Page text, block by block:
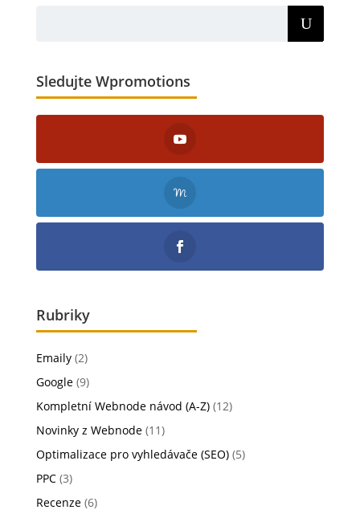
Sledujte Wpromotions
Rubriky
Emaily(2)
Google(9)
Kompletní Webnode návod (A-Z)(12)
Novinky z Webnode(11)
Optimalizace pro vyhledávače (SEO)(5)
PPC(3)
Recenze(6)